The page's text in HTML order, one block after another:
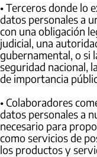
• Terceros donde lo
datos personales a
con una obligación
judicial, una
gubernamental, o si
seguridad nacional,
de importancia
• Colaboradores
datos personales a
necesario para
como servicios de
los productos y